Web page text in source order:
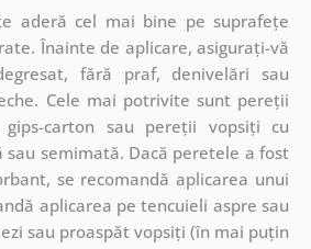
aderă cel mai bine pe suprafețe
Înainte de aplicare, asigurați-vă
fără praf, denivelări sau
Cele mai potrivite sunt pereții
carton sau pereții vopsiți cu
sau semimată. Dacă peretele a fost
se recomandă aplicarea unui
aplicarea pe tencuieli aspre sau
sau proaspăt vopsiți (în mai puțin